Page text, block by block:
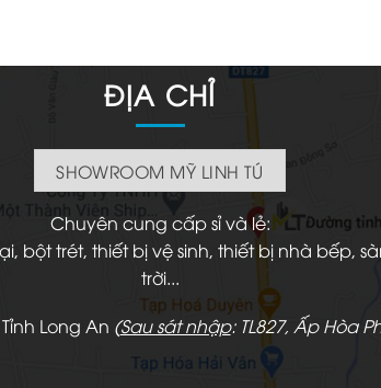
ĐỊA CHỈ
SHOWROOM MỸ LINH TÚ
Chuyên cung cấp sỉ và lẻ:
bột trét, thiết bị vệ sinh, thiết bị nhà bếp,
trời...
Long An (Sau sát nhập: TL827, Ấp Hòa